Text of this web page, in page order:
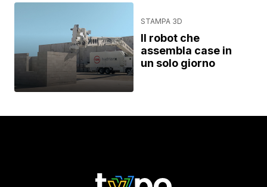
STAMPA 3D
Il robot che
assembla case in
un solo giorno